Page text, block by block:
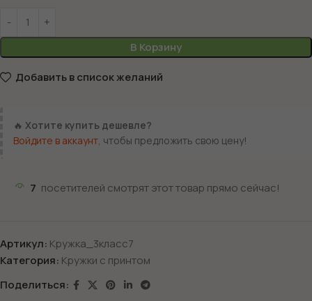
В Корзину
Добавить в список желаний
🔥 Хотите купить дешевле?
Войдите в аккаунт , чтобы предложить свою цену!
7 посетителей смотрят этот товар прямо сейчас!
Артикул: Кружка_3класс7
Категория: Кружки с принтом
Поделиться: